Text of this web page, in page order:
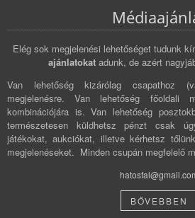
Elég sok megjelenési lehetőséget tudunk
ajánlatokat adunk, de azért
Van lehetőség kizárólag csapathoz
megjelenésre. Van lehetőség főoldali
kombinációjára is. Van lehetőség
természetesen küldhetsz pénzt csak
játékokat, aukciókat, illetve kérhetsz
megjelenéseket. Minden csupán megfelelő
BŐVEBBEN